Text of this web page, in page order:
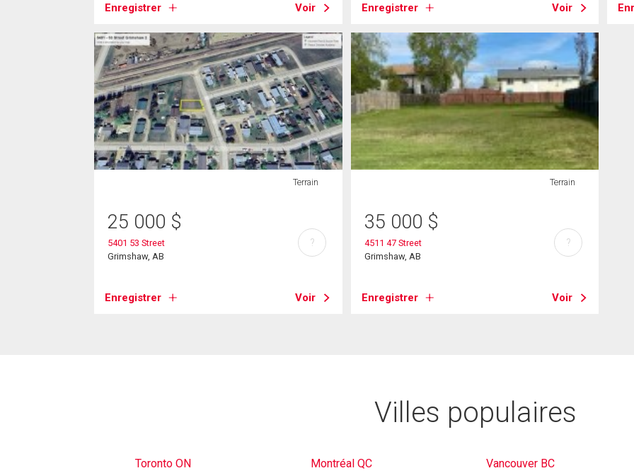
Enregistrer Voir Enregistrer Voir
Terrain
25 000 $
5401 53 Street
Grimshaw, AB
Enregistrer Voir
?
Terrain
35 000 $
4511 47 Street
Grimshaw, AB
Enregistrer Voir
?
Villes populaires
Toronto ON Montréal QC
Vancouver BC